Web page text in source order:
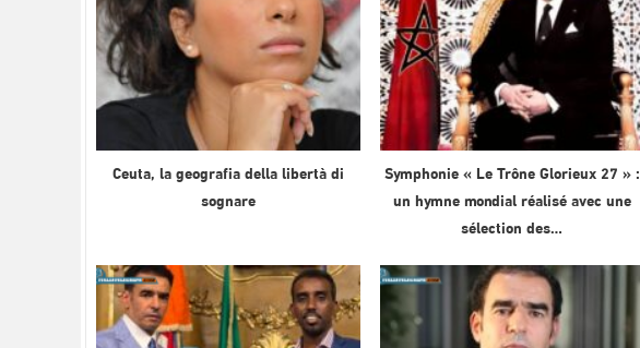
Ceuta, la geografia della libertà di
sognare
Symphonie « Le Trône Glorieux 27 » :
un hymne mondial réalisé avec une
sélection des…